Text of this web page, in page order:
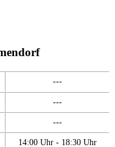
---
---
---
14:00 Uhr - 18:30 Uhr